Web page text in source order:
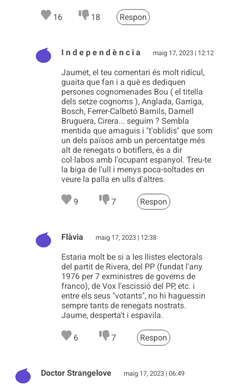
16 18 Respon
I n d e p e n d è n c i a maig 17, 2023 | 12:12
Jaumet, el teu comentari és molt ridícul,
guaita que fan i a què es dediquen
persones cognomenades Bou ( el titella
dels setze cognoms ), Anglada, Garriga,
Bosch, Ferrer-Calbetó Barnils, Darnell
Bruguera, Cirera... seguim ? Sembla
mentida que amaguis i "t'oblidis" que som
un dels països amb un percentatge més
alt de renegats o botiflers, és a dir
col·labos amb l'ocupant espanyol. Treu-te
la biga de l'ull i menys poca-soltades en
veure la palla en ulls d'altres.
9 7 Respon
Flàvia maig 17, 2023 | 12:38
Estaria molt be si a les llistes electorals
del partit de Rivera, del PP (fundat l'any
1976 per 7 exministres de governs de
franco), de Vox l'escissió del PP, etc. i
entre els seus "votants", no hi haguessin
sempre tants de renegats nostrats.
Jaume, desperta't i espavila.
6 7 Respon
Doctor Strangelove maig 17, 2023 | 06:49